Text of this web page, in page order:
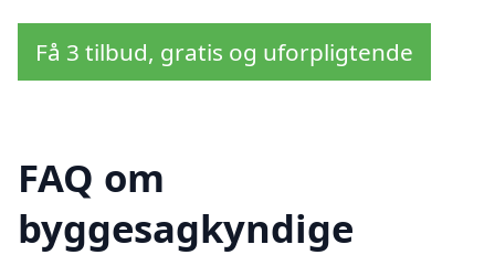
Få 3 tilbud, gratis og uforpligtende
FAQ om
byggesagkyndige